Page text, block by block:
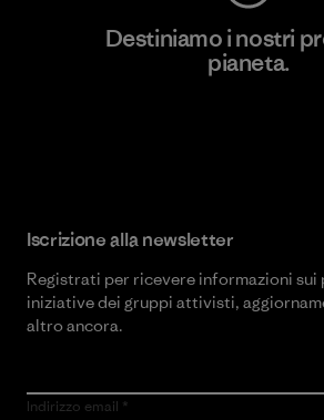
Destiniamo i nostri
pianeta.
Iscrizione alla newsletter
Registrati per ricevere informazioni
iniziative dei gruppi attivisti,
altro ancora.
Indirizzo email